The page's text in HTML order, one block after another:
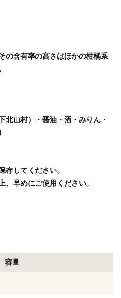
の含有率の高さはほかの柑橘系
北山村）・醤油・酒・みりん・
してください。
早めにご使用ください。
容量